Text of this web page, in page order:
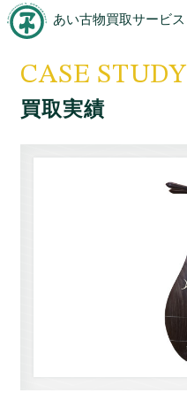
あい古物買取サービス
CASE STUDY
買取実績